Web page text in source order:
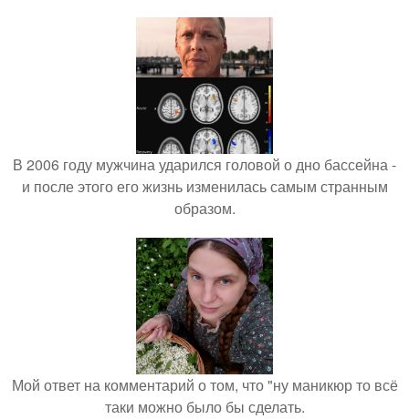
В 2006 году мужчина ударился головой о дно бассейна -
и после этого его жизнь изменилась самым странным
образом.
Мой ответ на комментарий о том, что "ну маникюр то всё
таки можно было бы сделать.